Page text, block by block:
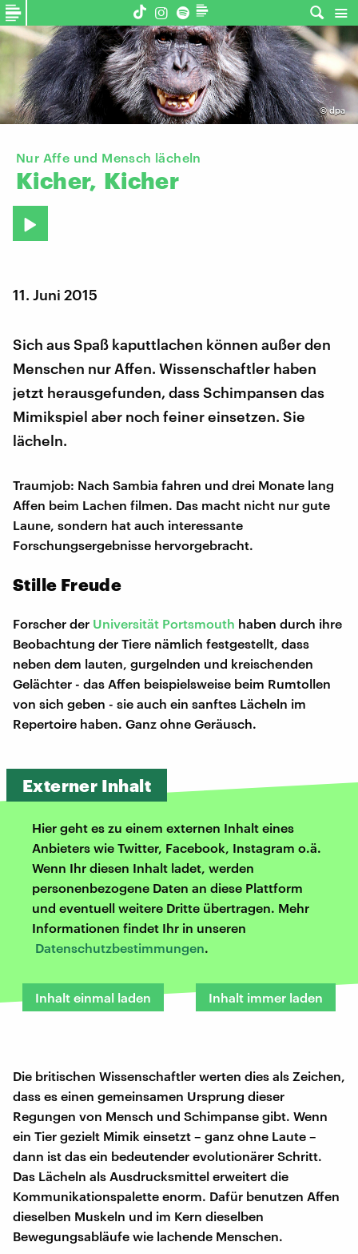
©dpa
Nur Affe und Mensch lächeln
Kicher, Kicher
11. Juni 2015
Sich aus Spaß kaputtlachen können außer den
Menschen nur Affen. Wissenschaftler haben
jetzt herausgefunden, dass Schimpansen das
Mimikspiel aber noch feiner einsetzen. Sie
lächeln.
Traumjob: Nach Sambia fahren und drei Monate lang
Affen beim Lachen filmen. Das macht nicht nur gute
Laune, sondern hat auch interessante
Forschungsergebnisse hervorgebracht.
Stille Freude
Forscher der Universität Portsmouth haben durch ihre
Beobachtung der Tiere nämlich festgestellt, dass
neben dem lauten, gurgelnden und kreischenden
Gelächter - das Affen beispielsweise beim Rumtollen
von sich geben - sie auch ein sanftes Lächeln im
Repertoire haben. Ganz ohne Geräusch.
Externer Inhalt
Hier geht es zu einem externen Inhalt eines
Anbieters wie Twitter, Facebook, Instagram o.ä.
Wenn Ihr diesen Inhalt ladet, werden
personenbezogene Daten an diese Plattform
und eventuell weitere Dritte übertragen. Mehr
Informationen findet Ihr in unseren
Datenschutzbestimmungen.
Inhalt einmal laden Inhalt immer laden
Die britischen Wissenschaftler werten dies als Zeichen,
dass es einen gemeinsamen Ursprung dieser
Regungen von Mensch und Schimpanse gibt. Wenn
ein Tier gezielt Mimik einsetzt – ganz ohne Laute –
dann ist das ein bedeutender evolutionärer Schritt.
Das Lächeln als Ausdrucksmittel erweitert die
Kommunikationspalette enorm. Dafür benutzen Affen
dieselben Muskeln und im Kern dieselben
Bewegungsabläufe wie lachende Menschen.